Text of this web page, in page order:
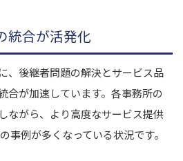
統合が活発化
、後継者問題の解決とサービス品
合が加速しています。各事務所の
ながら、より高度なサービス提供
事例が多くなっている状況です。